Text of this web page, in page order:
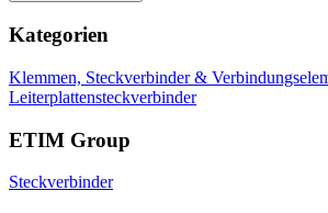
Kategorien
Klemmen, Steckverbinder &
Leiterplattensteckverbinder
ETIM Group
Steckverbinder